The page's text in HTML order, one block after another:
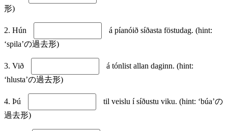
形)
2. Hún
á píanóið síðasta föstudag. (hint:
‘spila’の過去形)
3. Við
á tónlist allan daginn. (hint:
‘hlusta’の過去形)
4. Þú
til veislu í síðustu viku. (hint: ‘búa’の
過去形)